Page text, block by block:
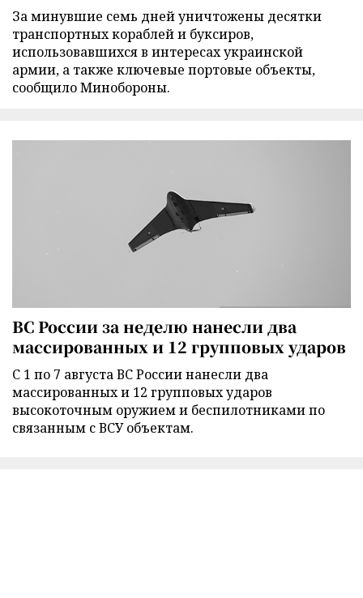
За минувшие семь дней уничтожены десятки
транспортных кораблей и буксиров,
использовавшихся в интересах украинской
армии, а также ключевые портовые объекты,
сообщило Минобороны.
ВС России за неделю нанесли два
массированных и 12 групповых ударов
С 1 по 7 августа ВС России нанесли два
массированных и 12 групповых ударов
высокоточным оружием и беспилотниками по
связанным с ВСУ объектам.